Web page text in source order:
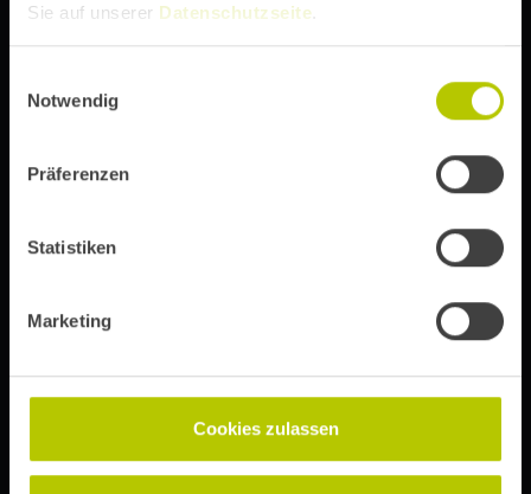
Sie auf unserer Datenschutzseite
Notwendig
Präferenzen
Statistiken
Marketing
Cookies zulassen
DIE DIGITAL EXPERIENCE CONFERENCE VON
Abonniere unseren Newsletter, um immer über Event-
Updates, Ticketinfos und Speaker-Ankündigungen auf
Mit Absenden der Newsletter-Anmeldung erklärst du dich mit
Datenschutzerklärungeinverstanden.